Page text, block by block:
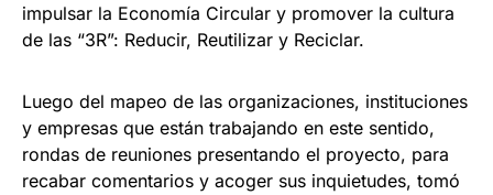
impulsar la Economía Circular y promover la cultura
de las “3R”: Reducir, Reutilizar y Reciclar.
Luego del mapeo de las organizaciones, instituciones
y empresas que están trabajando en este sentido,
rondas de reuniones presentando el proyecto, para
recabar comentarios y acoger sus inquietudes, tomó